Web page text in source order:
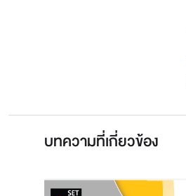
บทความที่เกี่ยวข้อง